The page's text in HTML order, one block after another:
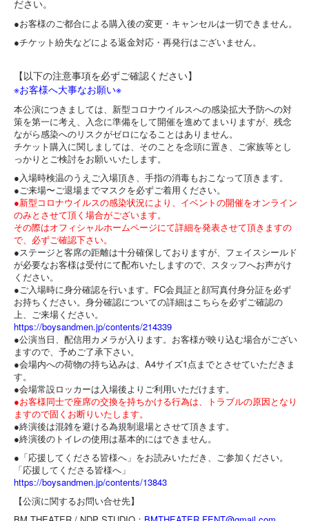
ださい。
●お客様のご都合による購入後の変更・ キャンセルは一切できません。
●チケット紛失などによる返金対応・再発行はございません。
【以下の注意事項を必ずご確認ください】
※お客様へ大事なお願い※
本公演につきましては、 新型コロナウイルスへの感染拡大予防への対
策を第一に考え、
入念に準備をして開催を進めてまいりますが、 残念
ながら感染へのリスクがゼロになることはありません。
チケット購入に関しましては、そのことを念頭に置き、
ご家族等とし
っかりとご検討をお願いいたします。
●入場時検温のうえご入場頂き、 手指の消毒もおこなって頂きます。
●ご来場〜ご退場までマスクを必ずご着用ください。
●新型コロナウイルスの感染状況により、 イベントの開催をオンライン
のみとさせて頂く場合がございます。
その際はオフィシャルホームページにて詳細を発表させて頂きますの
で、必ずご確認下さい。
●ステージと客席の距離は十分確保しておりますが、 フェイスシールド
が必要なお客様は受付にて配布いたしますので、
スタッフへお声がけ
ください。
●ご入場時に身分確認を行います。FC会員証と顔写真付身分証を必ず
お持ちください。 身分確認についての詳細はこちらを必ずご確認の
上、
ご来場ください。
https://boysandmen.jp/contents/214339
●公演当日、配信用カメラが入ります。 お客様が映り込む場合がござい
ますので、予めご了承下さい。
●会場内への荷物の持ち込みは、A4サイズ1点までとさせていただきま
す。
●会場常設ロッカーは入場後よりご利用いただけます。
●お客様同士で座席の交換を持ちかける行為は、
トラブルの原因となり
ますので固くお断りいたします。
●終演後は混雑を避ける為規制退場とさせて頂きます。
●終演後のトイレの使用は基本的にはできません。
●「応援してくださる皆様へ」をお読みいただき、
ご参加ください。
「応援してくださる皆様へ」
https://boysandmen.jp/contents/13843
【公演に関するお問い合せ先】